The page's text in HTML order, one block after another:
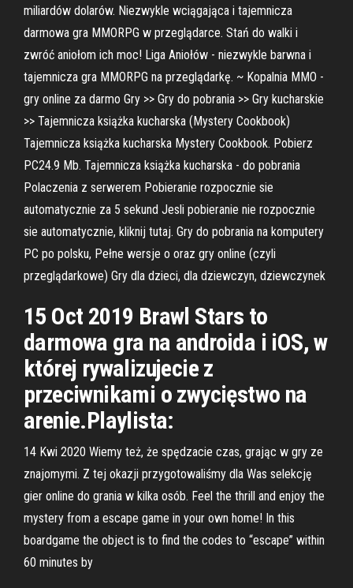
miliardów dolarów. Niezwykle wciągająca i tajemnicza
darmowa gra MMORPG w przeglądarce. Stań do walki i
zwróć aniołom ich moc! Liga Aniołów - niezwykle barwna i
tajemnicza gra MMORPG na przeglądarkę. ~ Kopalnia MMO -
gry online za darmo Gry >> Gry do pobrania >> Gry kucharskie
>> Tajemnicza książka kucharska (Mystery Cookbook)
Tajemnicza książka kucharska Mystery Cookbook. Pobierz
PC24.9 Mb. Tajemnicza książka kucharska - do pobrania
Polaczenia z serwerem Pobieranie rozpocznie sie
automatycznie za 5 sekund Jesli pobieranie nie rozpocznie
sie automatycznie, kliknij tutaj. Gry do pobrania na komputery
PC po polsku, Pełne wersje o oraz gry online (czyli
przeglądarkowe) Gry dla dzieci, dla dziewczyn, dziewczynek
15 Oct 2019 Brawl Stars to
darmowa gra na androida i iOS, w
której rywalizujecie z
przeciwnikami o zwycięstwo na
arenie.Playlista:
14 Kwi 2020 Wiemy też, że spędzacie czas, grając w gry ze
znajomymi. Z tej okazji przygotowaliśmy dla Was selekcję
gier online do grania w kilka osób. Feel the thrill and enjoy the
mystery from a escape game in your own home! In this
boardgame the object is to find the codes to “escape” within
60 minutes by